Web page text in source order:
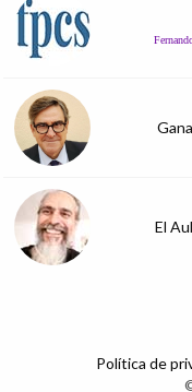
El
Política de